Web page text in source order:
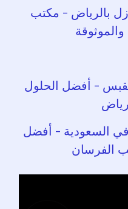
بالرياض – مكتب
– أفضل الحلول
في السعودية – أفضل
الفرسان